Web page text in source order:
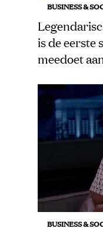
BUSINESS &
is de eerste
meedoet
BUSINESS &